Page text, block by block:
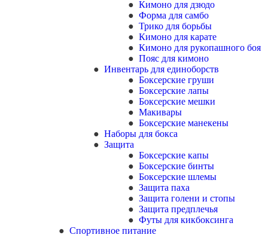
Кимоно для дзюдо
Форма для самбо
Трико для борьбы
Кимоно для карате
Кимоно для рукопашного боя
Пояс для кимоно
Инвентарь для единоборств
Боксерские груши
Боксерские лапы
Боксерские мешки
Макивары
Боксерские манекены
Наборы для бокса
Защита
Боксерские капы
Боксерские бинты
Боксерские шлемы
Защита паха
Защита голени и стопы
Защита предплечья
Футы для кикбоксинга
Спортивное питание